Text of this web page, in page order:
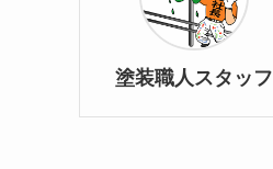
塗装職人スタッフ